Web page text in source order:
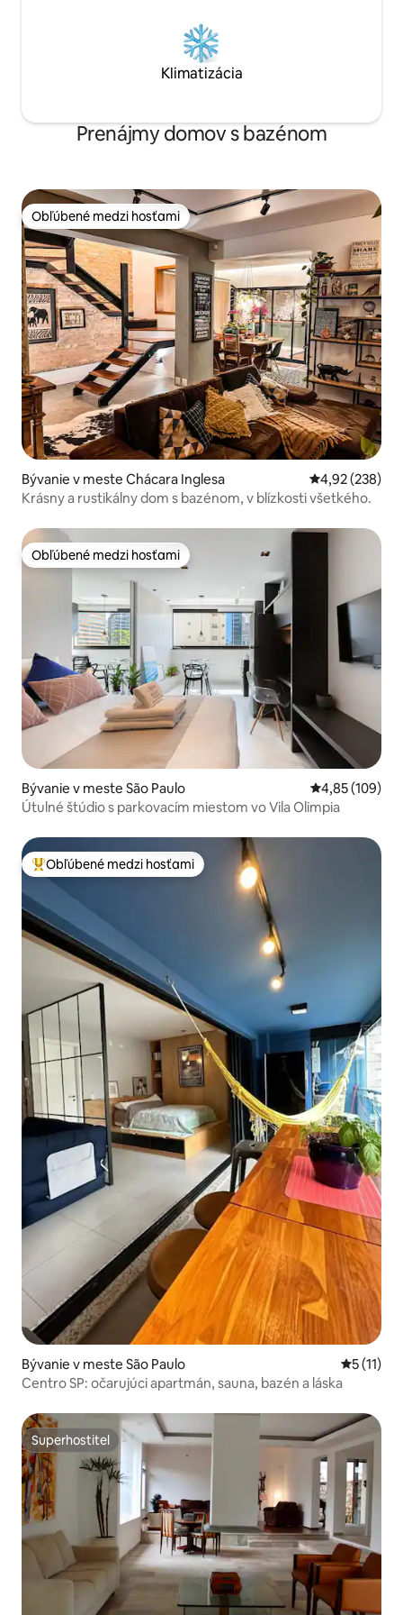
Klimatizácia
Prenájmy domov s bazénom
Obľúbené medzi hosťami
Obľúbené medzi hosťami
Bývanie v meste Chácara Inglesa Priemerné
4,92 (238)
Krásny a rustikálny dom s bazénom, v blízkosti všetkého.
Obľúbené medzi hosťami
Obľúbené medzi hosťami
Bývanie v meste São Paulo Priemerné
4,85 (109)
Útulné štúdio s parkovacím miestom vo Vila Olimpia
Najobľúbenejšie medzi hosťami
Obľúbené medzi hosťami
Bývanie v meste São Paulo
5 (11)
Centro SP: očarujúci apartmán, sauna, bazén a láska
Superhostiteľ
Superhostiteľ